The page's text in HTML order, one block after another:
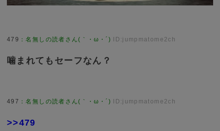
479 ：名無しの読者さん(｀・ω・´) ID:jumpmatome2ch
噛まれてもセーフなん？
497 ：名無しの読者さん(｀・ω・´) ID:jumpmatome2ch
>>479